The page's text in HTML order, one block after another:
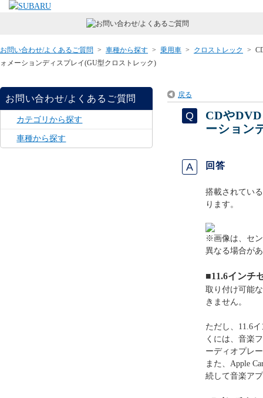
お問い合わせ/よくあるご質問 > 車種から探す > 乗用車 > クロストレック >
ォメーションディスプレイ(GU型クロストレック)
お問い合わせ/よくあるご質問
カテゴリから探す
車種から探す
戻る
CDや
ーション
回答
搭載されてい
ります。
※画像は、セ
異なる場合が
■11.6インチ
取り付け可能
きません。
ただし、11.6
くには、音楽
ーディオプレ
また、Apple
続して音楽ア